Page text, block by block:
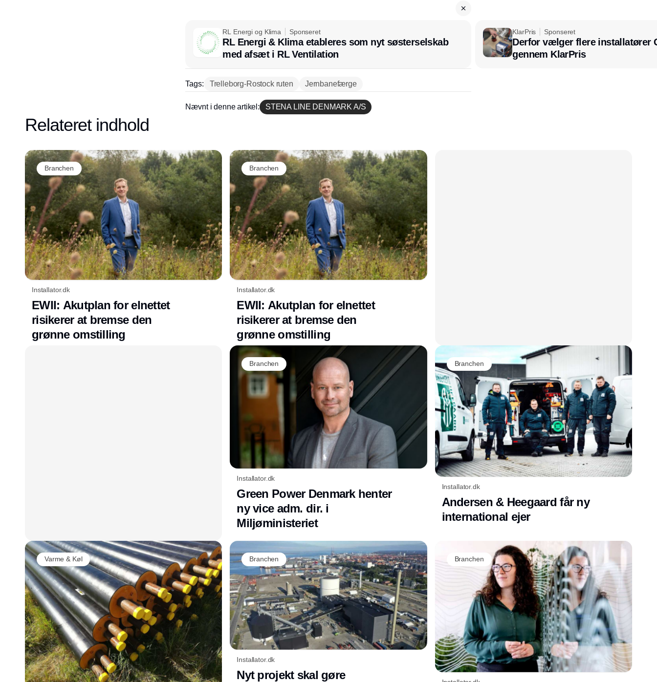
RL Energi og Klima Sponseret
RL Energi & Klima etableres som nyt søsterselskab
med afsæt i RL Ventilation
KlarPris Sponseret
Derfor vælger flere installatører
gennem KlarPris
Tags: Trelleborg-Rostock ruten Jernbanefærge
Nævnt i denne artikel: STENA LINE DENMARK A/S
Relateret indhold
Branchen
Installator.dk
EWII: Akutplan for elnettet
risikerer at bremse den
grønne omstilling
Branchen
Installator.dk
EWII: Akutplan for elnettet
risikerer at bremse den
grønne omstilling
Branchen
Installator.dk
Green Power Denmark henter
ny vice adm. dir. i
Miljøministeriet
Branchen
Installator.dk
Andersen & Heegaard får ny
international ejer
Varme & Køl Branchen
Installator.dk
Nyt projekt skal gøre
Branchen